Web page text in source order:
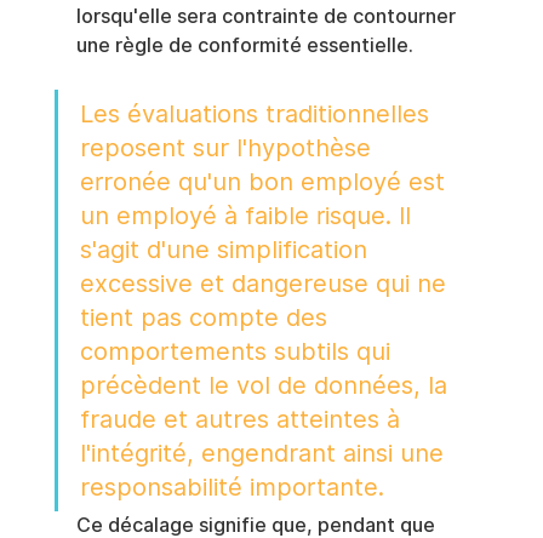
lorsqu'elle sera contrainte de contourner
une règle de conformité essentielle.
Les évaluations traditionnelles
reposent sur l'hypothèse
erronée qu'un bon employé est
un employé à faible risque. Il
s'agit d'une simplification
excessive et dangereuse qui ne
tient pas compte des
comportements subtils qui
précèdent le vol de données, la
fraude et autres atteintes à
l'intégrité, engendrant ainsi une
responsabilité importante.
Ce décalage signifie que, pendant que